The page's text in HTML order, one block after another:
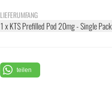
LIEFERUMFANG
1 x KTS Prefilled Pod 20mg - Single Pack
teilen